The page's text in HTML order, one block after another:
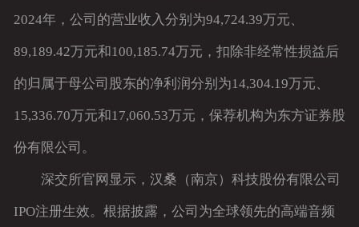
2024年，公司的营业收入分别为94,724.39万元、
89,189.42万元和100,185.74万元，扣除非经常性损益后
的归属于母公司股东的净利润分别为14,304.19万元、
15,336.70万元和17,060.53万元，保荐机构为东方证券股
份有限公司。
深交所官网显示，汉桑（南京）科技股份有限公司
IPO注册生效。根据披露，公司为全球领先的高端音频